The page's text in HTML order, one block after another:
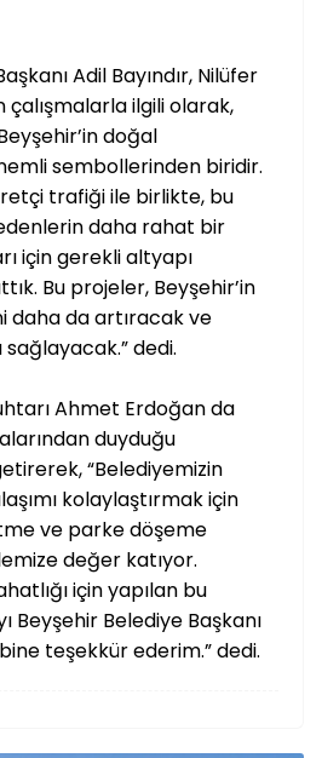
Adil Bayındır, Nilüfer
çalışmalarla ilgili olarak,
doğal
sembollerinden biridir.
trafiği ile birlikte, bu
daha rahat bir
için gerekli altyapı
Bu projeler, Beyşehir’in
daha da artıracak ve
dedi.
Ahmet Erdoğan da
duyduğu
“Belediyemizin
kolaylaştırmak için
ve parke döşeme
değer katıyor.
için yapılan bu
Beyşehir Belediye Başkanı
teşekkür ederim.” dedi.